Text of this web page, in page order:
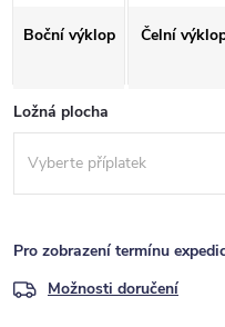
Boční výklop Čelní
Ložná plocha
Pro zobrazení termínu
Možnosti doručení